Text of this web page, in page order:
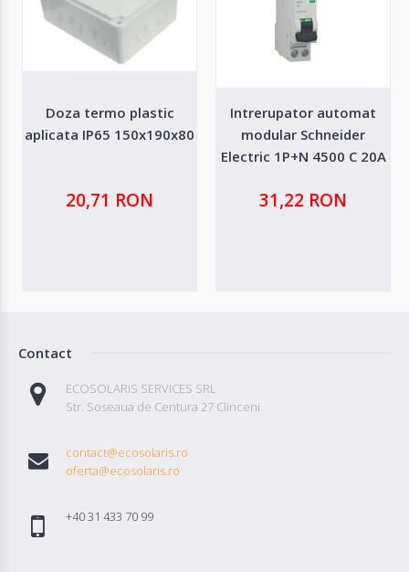
Doza termo plastic
aplicata IP65 150x190x80
20,71 RON
Intrerupator automat
modular Schneider
Electric 1P+N 4500 C 20A
31,22 RON
Contact
ECOSOLARIS SERVICES SRL
Str. Soseaua de Centura 27 Clinceni
contact@ecosolaris.ro
oferta@ecosolaris.ro
+40 31 433 70 99